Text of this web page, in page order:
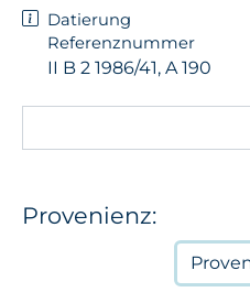
Datierung
Referenznummer
II B 2 1986/41, A 190
Provenienz: